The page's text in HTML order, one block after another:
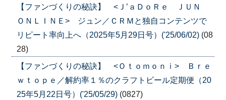
【ファンづくりの秘訣】 <Ｊ’ａＤｏＲｅ ＪＵＮ
ＯＮＬＩＮＥ> ジュン／ＣＲＭと独自コンテンツで
リピート率向上へ（2025年5月29日号）('25/06/02) (08
28)
【ファンづくりの秘訣】 <Ｏｔｏｍｏｎｉ> Ｂｒｅ
ｗｔｏｐｅ／解約率１％のクラフトビール定期便（20
25年5月22日号）('25/05/29) (0827)